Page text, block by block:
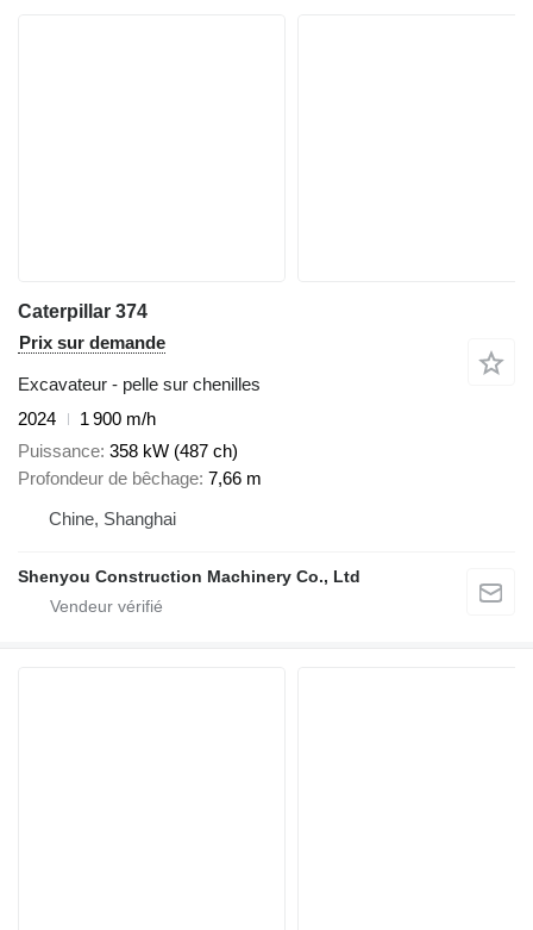
Caterpillar 374
Prix sur demande
Excavateur - pelle sur chenilles
2024
1 900 m/h
Puissance 358 kW (487 ch)
Profondeur de bêchage 7,66 m
Chine, Shanghai
Shenyou Construction Machinery Co., Ltd